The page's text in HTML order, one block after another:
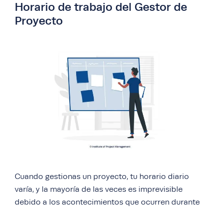
Horario de trabajo del Gestor de
Proyecto
Cuando gestionas un proyecto, tu horario diario
varía, y la mayoría de las veces es imprevisible
debido a los acontecimientos que ocurren durante